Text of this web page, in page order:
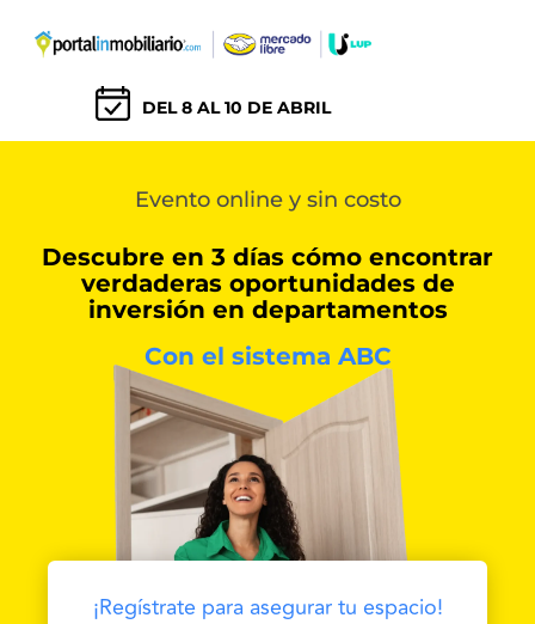
DEL 8 AL 10 DE ABRIL
Evento online y sin costo
Descubre en 3 días cómo encontrar
verdaderas oportunidades de
inversión en departamentos
Con el sistema ABC
¡Regístrate para asegurar tu espacio!